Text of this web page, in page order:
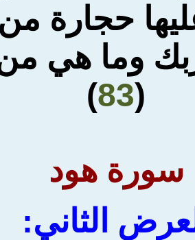
حجارة من
وما هي من
(
83
)
سورة هود
الثاني: